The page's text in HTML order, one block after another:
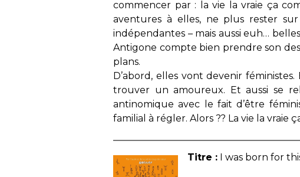
commencer par : la vie la vraie ça
aventures à elles, ne plus rester
indépendantes – mais aussi euh…
Antigone compte bien prendre son
plans.
D’abord, elles vont devenir
trouver un amoureux. Et aussi se
antinomique avec le fait d’être
familial à régler. Alors ?? La vie la vraie
Titre : I was born for